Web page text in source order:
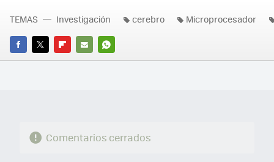
FACEBOOK
TWITTERFLIPBOARD
E-
WHATSAPP
TEMAS Investigación cerebro Microprocesador
Comentarios cerrados